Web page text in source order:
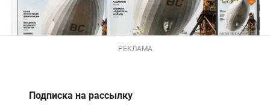
РЕКЛАМА
Подписка на рассылку